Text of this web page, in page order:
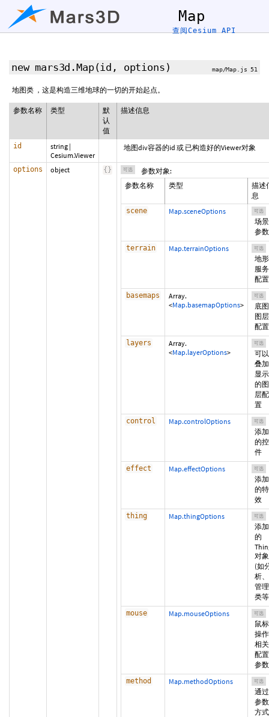
Map
查阅Cesium API
new mars3d.Map(id, options ) map/Map.js 51
地图类 ，这是构造三维地球的一切的开始起点。
参数名称 类型
默
认
值
描述信息
id string |
Cesium.Viewer
地图div容器的id 或 已构造好的Viewer对象
options object { } 可选
参数对象:
参数名称
类型
描述
息
scene Map.sceneOptions 可选
场景
参数
terrain Map.terrainOptions 可选
地形
服务
配置
basemaps
Array.
<Map.basemapOptions>
可选
底图
图层
配置
layers
Array.
<Map.layerOptions>
可选
可以
叠加
显示
的图
层配
置
control Map.controlOptions 可选
添加
的控
件
effect Map.effectOptions 可选
添加
的特
效
thing Map.thingOptions 可选
添加
的
对象
(如
析、
管理
类
mouse Map.mouseOptions 可选
鼠标
操作
相关
配置
参数
method Map.methodOptions 可选
通过
参数
方式